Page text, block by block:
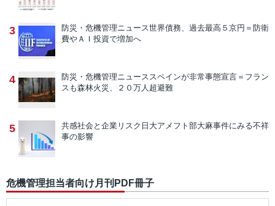
3 防災・危機管理ニュース世界債務、過去最高５京円＝防衛
費やＡＩ投資で増加へ
4 防災・危機管理ニューススペインが非常事態宣言＝フラン
スも森林火災、２０万人超避難
5 共感社会と企業リスク 日大アメフト部大麻事件にみる不祥
事の影響
危機管理担当者向け月刊PDF冊子